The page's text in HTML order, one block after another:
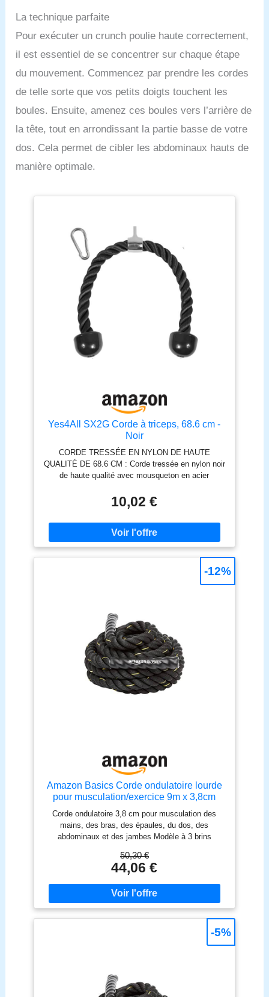
La technique parfaite
Pour exécuter un crunch poulie haute correctement,
il est essentiel de se concentrer sur chaque étape
du mouvement. Commencez par prendre les cordes
de telle sorte que vos petits doigts touchent les
boules. Ensuite, amenez ces boules vers l’arrière de
la tête, tout en arrondissant la partie basse de votre
dos. Cela permet de cibler les abdominaux hauts de
manière optimale.
Yes4All SX2G Corde à triceps, 68.6 cm -
Noir
CORDE TRESSÉE EN NYLON DE HAUTE
QUALITÉ DE 68.6 CM : Corde tressée en nylon noir
de haute qualité avec mousqueton en acier
triceps est livrée avec une attache chromée robuste
qui permet de l'attacher à n'importe quel système de
gymnastique universel pour des séances
d'entraînement multiples EXTRÉMITÉS EN
CAOUTCHOUC POUR ÉVITER DE GLISSER :
Conçue avec de grands blocs de caoutchouc à
l'extrémité de la corde pour augmenter l'efficacité de
les machines à abdominaux, les croisements de
câbles ou tout autre système de poulie pour
maximiser votre capacité de remise en forme,
musculation fitness SUPER POUR AUGMENTER
LES MUSCLES DU TRICEPS : Conçu pour
développer les triceps, les biceps, le dos, les
épaules, les abdominaux et améliorer la force de
préhension avec machine musculation
10,02 €
Amazon Basics Corde ondulatoire lourde
pour musculation/exercice 9m x 3,8cm
Polyester, Noir
Corde ondulatoire 3,8 cm pour musculation des
mains, des bras, des épaules, du dos, des
abdominaux et des jambes Modèle à 3 brins
haute résistance à la traction ; ne casse pas, ne
s’effiloche pas et ne se défait pas Applications :
ondulation, traction ou exercices d’escalade.
Utilisation seule ou avec d’autres cordes S’enroule
pour l’emporter n’importe où : portabilité et
rangement compact Dimensions : 9m x 3,8cm
50,30 €
44,06 €
-12%
-5%